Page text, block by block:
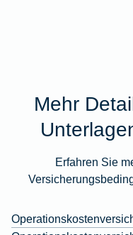
Mehr
Erfahren Sie